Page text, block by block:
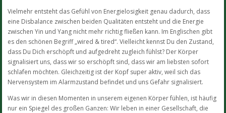
Vielmehr entsteht das Gefühl von Energielosigkeit genau dadurch, dass
eine Disbalance zwischen beiden Qualitäten entsteht und die Energie
zwischen Yin und Yang nicht mehr richtig fließen kann. Im Englischen gibt
es den schönen Begriff „wired & tired“. Vielleicht kennst Du den Zustand,
dass Du Dich erschöpft und aufgedreht zugleich fühlst? Der Körper
signalisiert uns, dass wir so erschöpft sind, dass wir am liebsten sofort
schlafen möchten. Gleichzeitig ist der Kopf super aktiv, weil sich das
Nervensystem im Alarmzustand befindet und uns Gefahr signalisiert.
Was wir in diesen Momenten in unserem eigenen Körper fühlen, ist häufig
nur ein Spiegel des großen Ganzen: Wir leben in einer Gesellschaft, die